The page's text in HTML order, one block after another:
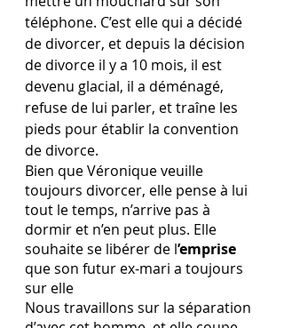
téléphone. C’est elle qui a décidé
de divorcer, et depuis la décision
de divorce il y a 10 mois, il est
devenu glacial, il a déménagé,
refuse de lui parler, et traîne les
pieds pour établir la convention
de divorce.
Bien que Véronique veuille
toujours divorcer, elle pense à lui
tout le temps, n’arrive pas à
dormir et n’en peut plus. Elle
souhaite se libérer de l’emprise
que son futur ex-mari a toujours
sur elle
Nous travaillons sur la séparation